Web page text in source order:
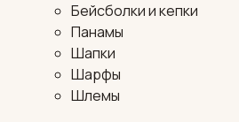
Бейсболки и кепки
Панамы
Шапки
Шарфы
Шлемы